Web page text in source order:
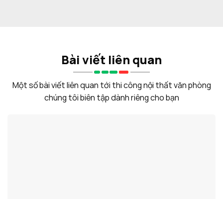
Bài viết liên quan
Một số bài viết liên quan tới thi công nội thất văn phòng
chúng tôi biên tập dành riêng cho bạn